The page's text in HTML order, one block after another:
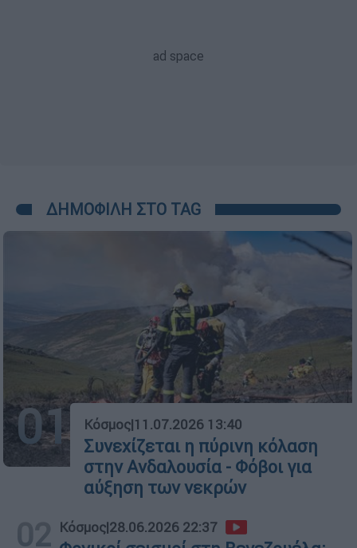
ΔΗΜΟΦΙΛΗ ΣΤΟ TAG
01 Κόσμος|11.07.2026 13:40
Συνεχίζεται η πύρινη κόλαση
στην Ανδαλουσία - Φόβοι για
αύξηση των νεκρών
02 Κόσμος|28.06.2026 22:37